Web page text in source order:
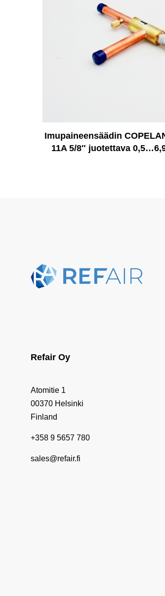
Imupaineensäädin
11A 5/8″ juotettava
Refair Oy
Atomitie 1
00370 Helsinki
Finland
+358 9 5657 780
sales@refair.fi